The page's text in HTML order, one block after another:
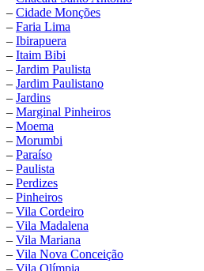
– Cidade Monções
– Faria Lima
– Ibirapuera
– Itaim Bibi
– Jardim Paulista
– Jardim Paulistano
– Jardins
– Marginal Pinheiros
– Moema
– Morumbi
– Paraíso
– Paulista
– Perdizes
– Pinheiros
– Vila Cordeiro
– Vila Madalena
– Vila Mariana
– Vila Nova Conceição
– Vila Olímpia